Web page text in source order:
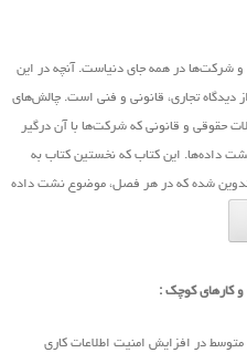
شرکت‌ها در همه جای دنیاست. آنچه در این
تجاری، قانونی و فنی است. چالش‌های
حقوقی و قانونی که شرکت‌ها با آن درگیر
داده‌ها. این کتاب که نخستین کتاب به
شده که در هر فصل، موضوع نشت داده
کارهای کوچک :
در افزایش امنیت اطلاعات کاری